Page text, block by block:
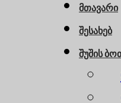
მთავარი
შესახებ
შუშის